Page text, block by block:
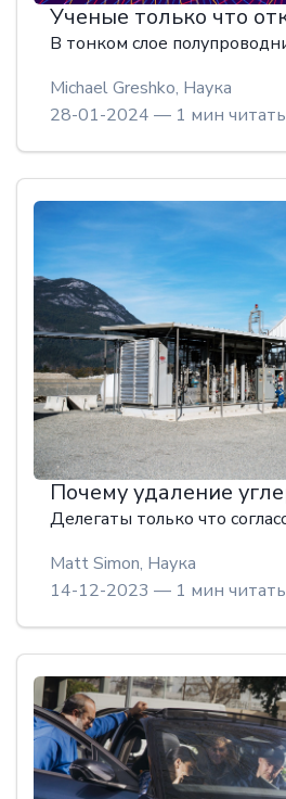
Michael Greshko, Наука
28-01-2024 — 1 мин читать
Matt Simon, Наука
14-12-2023 — 1 мин читать